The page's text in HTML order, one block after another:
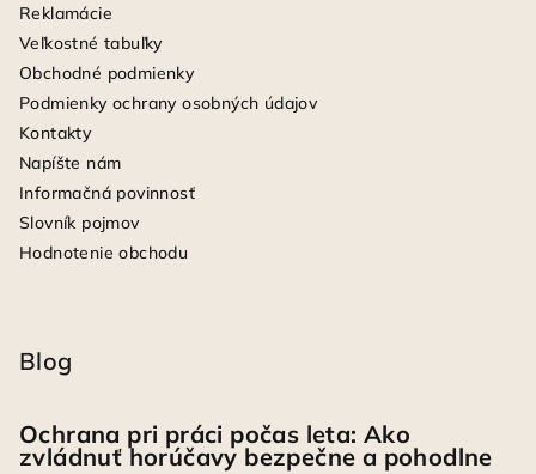
Reklamácie
Veľkostné tabuľky
Obchodné podmienky
Podmienky ochrany osobných údajov
Kontakty
Napíšte nám
Informačná povinnosť
Slovník pojmov
Hodnotenie obchodu
Blog
Ochrana pri práci počas leta: Ako
zvládnuť horúčavy bezpečne a pohodlne